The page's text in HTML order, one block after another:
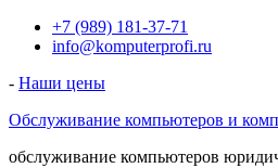
Перейти+7 (989) 181-37-71
info@komputerprofi.ru
- Наши цены
Обслуживание компьютеров и
обслуживание компьютеров